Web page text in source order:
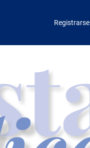
Registrarse